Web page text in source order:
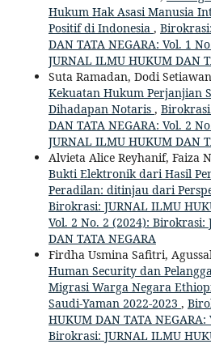
Hukum Hak Asasi Manusia
Positif di Indonesia ,
DAN TATA NEGARA: Vol. 1
JURNAL ILMU HUKUM DAN
Suta Ramadan, Dodi
Kekuatan Hukum Perjanjian
Dihadapan Notaris ,
DAN TATA NEGARA: Vol. 2
JURNAL ILMU HUKUM DAN
Alvieta Alice Reyhanif, Faiza
Bukti Elektronik dari Hasil
Peradilan: ditinjau dari
Birokrasi: JURNAL ILMU
Vol. 2 No. 2 (2024): Birokrasi:
DAN TATA NEGARA
Firdha Usmina Safitri,
Human Security dan
Migrasi Warga Negara
Saudi-Yaman 2022-2023 ,
HUKUM DAN TATA
Birokrasi: JURNAL ILMU